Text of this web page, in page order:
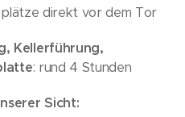
direkt vor dem Tor
Kellerführung,
: rund 4 Stunden
Sicht: